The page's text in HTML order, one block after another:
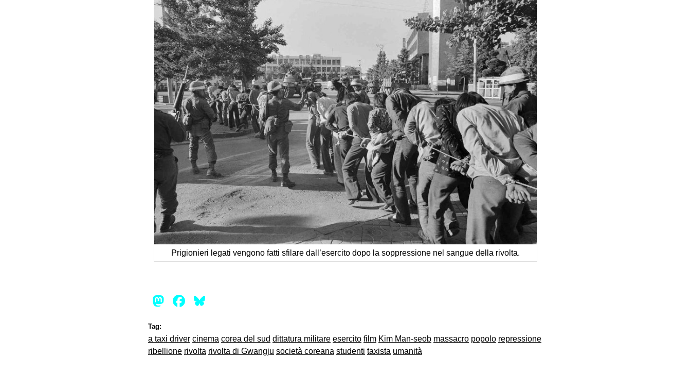
Prigionieri legati vengono fatti sfilare dall’esercito dopo la soppressione nel sangue della rivolta.
Mastodon
Facebook
Tag:
a taxi driver cinema corea del sud dittatura militare esercito film Kim Man-seob massacro popolo repressione
ribellione rivolta rivolta di Gwangju società coreana studenti taxista umanità